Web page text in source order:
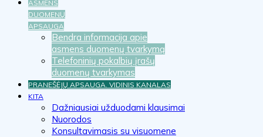
ASMENS
DUOMENŲ
APSAUGA
Bendra informacija apie
asmens duomenų tvarkymą
Telefoninių pokalbių įrašų
duomenų tvarkymas
PRANEŠĖJŲ APSAUGA. VIDINIS KANALAS
KITA
Dažniausiai užduodami klausimai
Nuorodos
Konsultavimasis su visuomene